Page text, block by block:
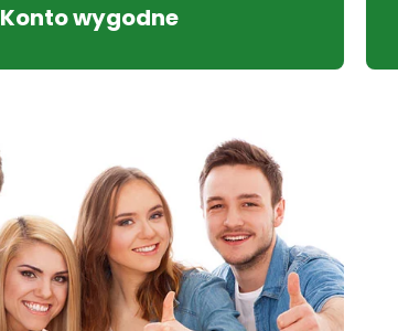
Konto wygodne